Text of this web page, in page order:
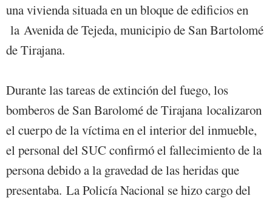
una vivienda situada en un bloque de edificios en
la Avenida de Tejeda, municipio de San Bartolomé
de Tirajana.
Durante las tareas de extinción del fuego, los
bomberos de San Barolomé de Tirajana localizaron
el cuerpo de la víctima en el interior del inmueble,
el personal del SUC confirmó el fallecimiento de la
persona debido a la gravedad de las heridas que
presentaba. La Policía Nacional se hizo cargo del